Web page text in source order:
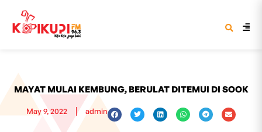
MAYAT MULAI KEMBUNG, BERULAT DITEMUI DI SOOK
May 9, 2022 admin